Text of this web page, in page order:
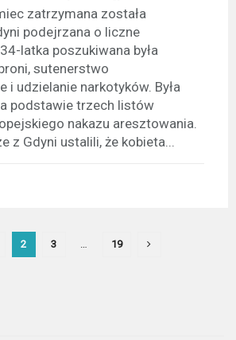
zatrzymana została
podejrzana o liczne
latka poszukiwana była
sutenerstwo
i udzielanie narkotyków. Była
podstawie trzech listów
nakazu aresztowania.
z Gdyni ustalili, że kobieta...
2 3 … 19